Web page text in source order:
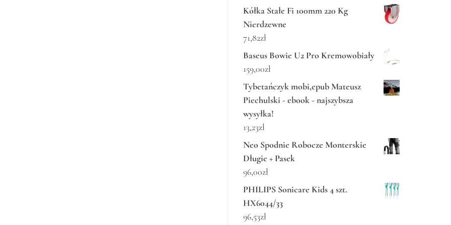
Kółka Stałe Fi 100mm 220 Kg
Nierdzewne
71,82zł
Baseus Bowie U2 Pro Kremowobiały
159,00zł
Tybetańczyk mobi,epub Mateusz
Piechulski - ebook - najszybsza
wysyłka!
13,23zł
Neo Spodnie Robocze Monterskie
Długie + Pasek
96,00zł
PHILIPS Sonicare Kids 4 szt.
HX6044/33
96,53zł